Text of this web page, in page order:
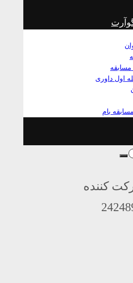
اول داوری
مسابقه بام
کننده